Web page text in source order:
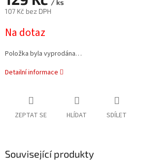
/ ks
107 Kč bez DPH
cena:
Na dotaz
Položka byla vyprodána…
Detailní informace
ZEPTAT SE HLÍDAT SDÍLET
Související produkty